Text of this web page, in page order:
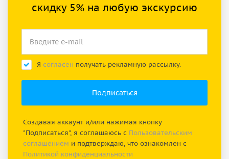
скидку 5% на любую экскурсию
Я согласен получать рекламную рассылку.
Создавая аккаунт и/или нажимая кнопку
"Подписаться", я соглашаюсь с Пользовательским
соглашением и подтверждаю, что ознакомлен с
Политикой конфиденциальности